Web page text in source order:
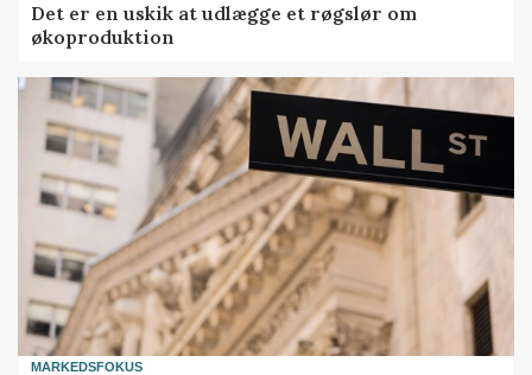
Det er en uskik at udlægge et røgslør om
økoproduktion
MARKEDSFOKUS